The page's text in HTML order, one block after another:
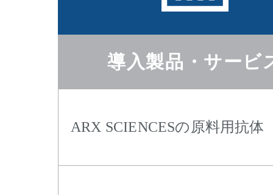
導入製品・サービ
ARX SCIENCESの原料用抗体